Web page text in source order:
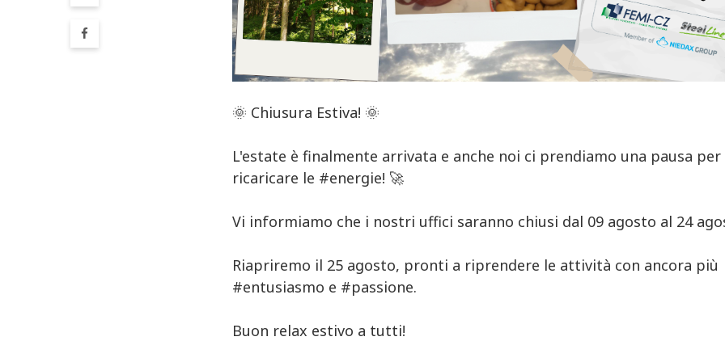
🌞 Chiusura Estiva! 🌞
L'estate è finalmente arrivata e anche noi ci prendiamo una pausa per
ricaricare le #energie! 🚀
Vi informiamo che i nostri uffici saranno chiusi dal 09 agosto al 24
Riapriremo il 25 agosto, pronti a riprendere le attività con ancora più
#entusiasmo e #passione.
Buon relax estivo a tutti!